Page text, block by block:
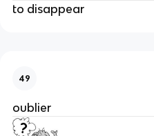
to disappear
49
oublier